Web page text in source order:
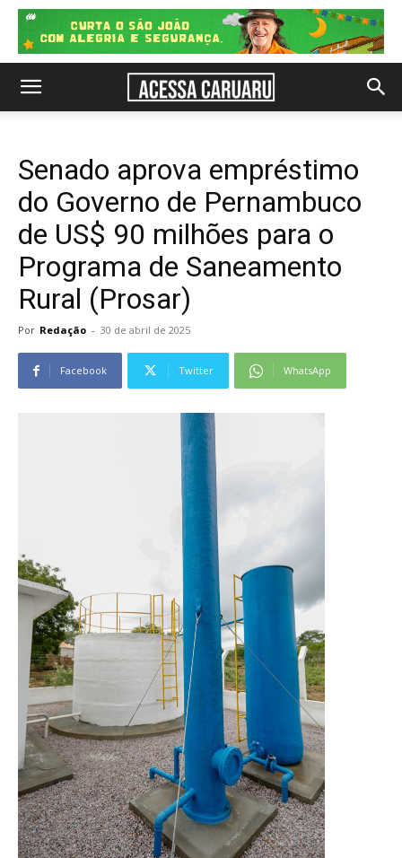
Senado aprova empréstimo
do Governo de Pernambuco
de US$ 90 milhões para o
Programa de Saneamento
Rural (Prosar)
Por Redação - 30 de abril de 2025
Facebook Twitter WhatsApp